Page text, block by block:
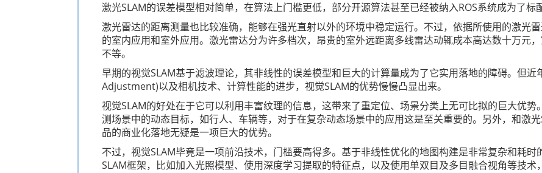
激光SLAM的误差模型相对简单，在算法上门槛更低，部分开源算法甚至已经被纳入ROS系统成为了标
激光雷达的距离测量也比较准确，能够在强光直射以外的环境中稳定运行。不过，依据所使用的激光
的室内应用和室外应用。激光雷达分为许多档次，昂贵的室外远距离多线雷达动辄成本高达数十万元
不等。
早期的视觉SLAM基于滤波理论，其非线性的误差模型和巨大的计算量成为了它实用落地的障碍。但
Adjustment)以及相机技术、计算性能的进步，视觉SLAM的优势慢慢凸显出来。
视觉SLAM的好处在于它可以利用丰富纹理的信息，这带来了重定位、场景分类上无可比拟的巨大优
测场景中的动态目标，如行人、车辆等，对于在复杂动态场景中的应用这是至关重要的。另外，和激
品的商业化落地无疑是一项巨大的优势。
不过，视觉SLAM毕竟是一项前沿技术，门槛要高得多。基于非线性优化的地图构建是非常复杂和耗
SLAM框架，比如加入光照模型、使用深度学习提取的特征点，以及使用单双目及多目融合视角等技术